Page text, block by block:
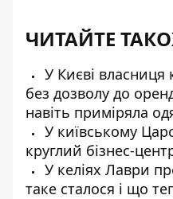
ЧИТАЙТЕ
У Києві власниця
без дозволу до
навіть приміряла
У київському
круглий бізнес-
У келіях Лаври
таке сталося і що